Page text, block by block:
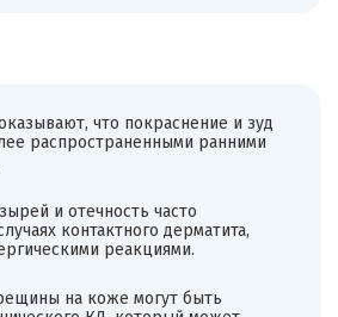
что покраснение и зуд
распространенными ранними
и отечность часто
контактного дерматита,
реакциями.
на коже могут быть